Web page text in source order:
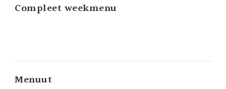
Compleet weekmenu
Menuut